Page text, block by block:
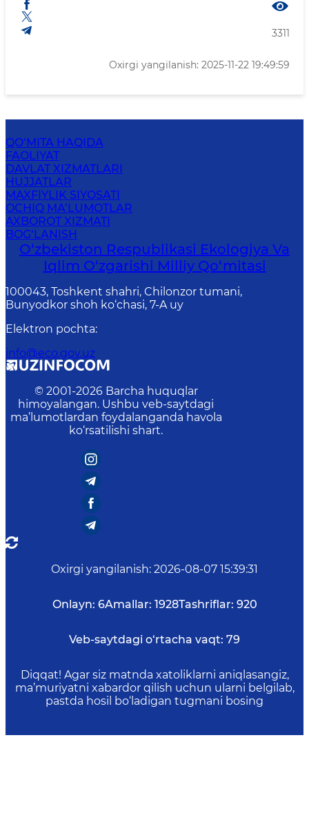
3311
Oxirgi yangilanish: 2025-11-22 19:49:59
QO‘MITA HAQIDA
FAOLIYAT
DAVLAT XIZMATLARI
HUJJATLAR
MAXFIYLIK SIYOSATI
OCHIQ MA’LUMOTLAR
AXBOROT XIZMATI
BOG‘LANISH
O‘zbekiston Respublikasi Ekologiya Va
Iqlim O‘zgarishi Milliy Qo‘mitasi
100043, Toshkent shahri, Chilonzor tumani,
Bunyodkor shoh ko‘chasi, 7-A uy
Elektron pochta:
info@eco.gov.uz
© 2001-2026 Barcha huquqlar
himoyalangan. Ushbu veb-saytdagi
ma’lumotlardan foydalanganda havola
ko‘rsatilishi shart.
Oxirgi yangilanish: 2026-08-07 15:39:31
Onlayn: 6Amallar: 1928Tashriflar: 920
Veb-saytdagi o‘rtacha vaqt: 79
Diqqat! Agar siz matnda xatoliklarni aniqlasangiz,
ma’muriyatni xabardor qilish uchun ularni belgilab,
pastda hosil bo‘ladigan tugmani bosing